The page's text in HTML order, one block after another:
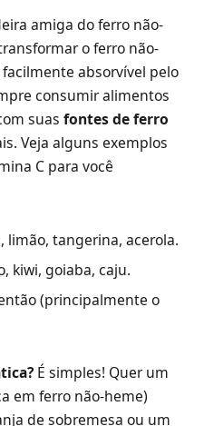
amiga do ferro não-
o ferro não-
absorvível pelo
consumir alimentos
suas fontes de ferro
Veja alguns exemplos
C para você
limão, tangerina, acerola.
kiwi, goiaba, caju.
(principalmente o
É simples! Quer um
em ferro não-heme)
de sobremesa ou um